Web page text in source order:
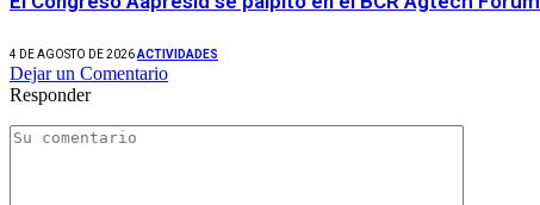
4 DE AGOSTO DE 2026ACTIVIDADES
Dejar un Comentario
Responder